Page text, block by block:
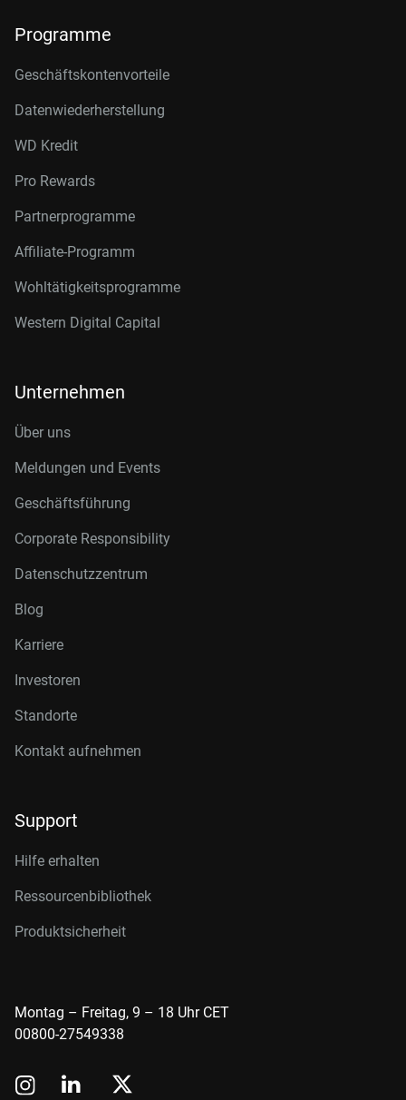
Programme
Geschäftskontenvorteile
Datenwiederherstellung
WD Kredit
Pro Rewards
Partnerprogramme
Affiliate-Programm
Wohltätigkeitsprogramme
Western Digital Capital
Unternehmen
Über uns
Meldungen und Events
Geschäftsführung
Corporate Responsibility
Datenschutzzentrum
Blog
Karriere
Investoren
Standorte
Kontakt aufnehmen
Support
Hilfe erhalten
Ressourcenbibliothek
Produktsicherheit
Montag – Freitag, 9 – 18 Uhr CET
00800-27549338